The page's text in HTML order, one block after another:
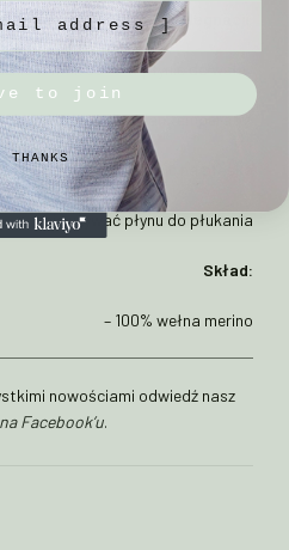
Sposób pielęgnacji:
w max 30°C w płynie do wełny
gwałtownych zmian temperatur
– suszyć na płasko
– nie używać płynu do płukania
Skład:
– 100% wełna merino
nowościami odwiedź nasz
Facebook’u.
]
to join
THANKS